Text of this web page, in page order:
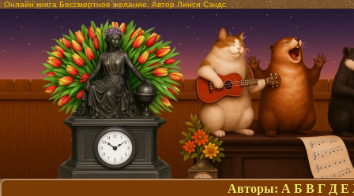
Онлайн книга Бессмертное желание. Автор Линси Сэндс
Авторы: А Б В Г Д Е